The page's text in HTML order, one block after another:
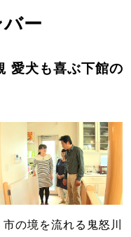
ー
愛犬も喜ぶ下館の
の境を流れる鬼怒川